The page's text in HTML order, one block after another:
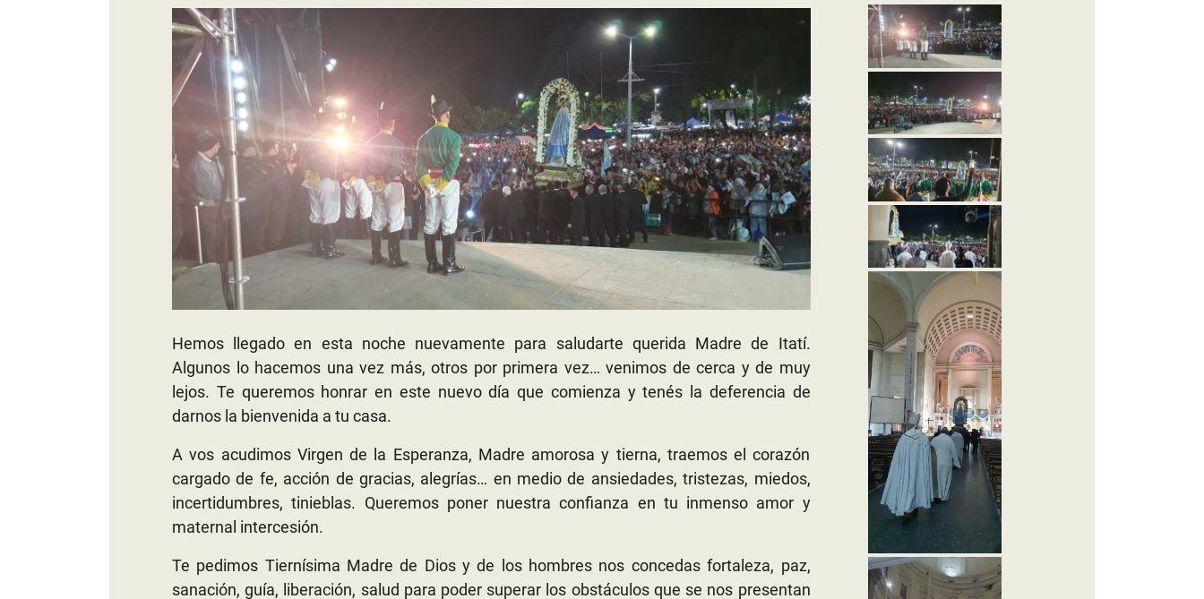
Hemos llegado en esta noche nuevamente para saludarte querida Madre de Itatí.
Algunos lo hacemos una vez más, otros por primera vez… venimos de cerca y de muy
lejos. Te queremos honrar en este nuevo día que comienza y tenés la deferencia de
darnos la bienvenida a tu casa.
A vos acudimos Virgen de la Esperanza, Madre amorosa y tierna, traemos el corazón
cargado de fe, acción de gracias, alegrías… en medio de ansiedades, tristezas, miedos,
incertidumbres, tinieblas. Queremos poner nuestra confianza en tu inmenso amor y
maternal intercesión.
Te pedimos Tiernísima Madre de Dios y de los hombres nos concedas fortaleza, paz,
sanación, guía, liberación, salud para poder superar los obstáculos que se nos presentan